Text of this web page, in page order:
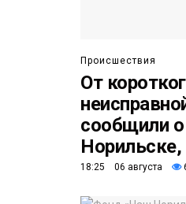
Происшествия
От
сообщили
18:25 06 августа